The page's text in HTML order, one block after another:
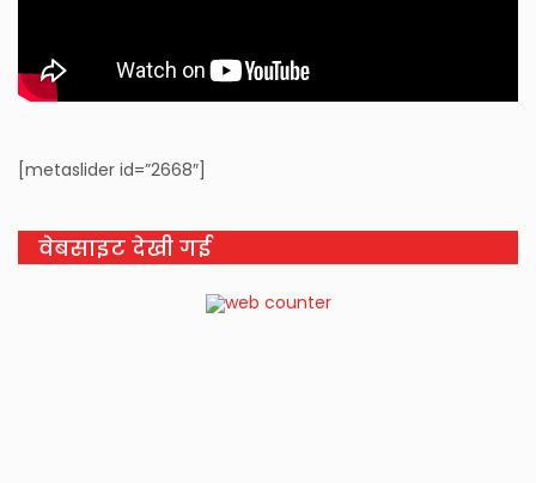
[metaslider id=”2668″]
वेबसाइट देखी गई